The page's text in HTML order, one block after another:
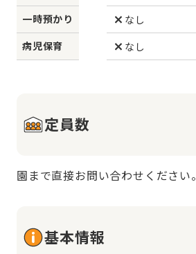
一時預かり
なし
病児保育
なし
定員数
園まで直接お問い合わせください。
基本情報